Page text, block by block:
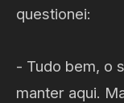
questionei:
- Tudo bem, o
manter aqui.